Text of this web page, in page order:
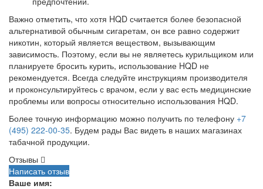
Важно отметить, что хотя HQD считается более безопасной
альтернативой обычным сигаретам, он все равно содержит
никотин, который является веществом, вызывающим
зависимость. Поэтому, если вы не являетесь курильщиком или
планируете бросить курить, использование HQD не
рекомендуется. Всегда следуйте инструкциям производителя
и проконсультируйтесь с врачом, если у вас есть медицинские
проблемы или вопросы относительно использования HQD.
Более точную информацию можно получить по телефону +7
(495) 222-00-35. Будем рады Вас видеть в наших магазинах
табачной продукции.
Отзывы
Написать отзыв
Ваше имя: